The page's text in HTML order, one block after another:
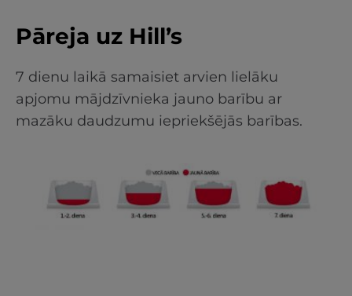
Pāreja uz Hill’s
7 dienu laikā samaisiet arvien lielāku
apjomu mājdzīvnieka jauno barību ar
mazāku daudzumu iepriekšējās barības.